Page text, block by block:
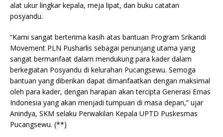
alat ukur lingkar kepala, meja lipat, dan buku catatan
posyandu.
“Kami sangat berterima kasih atas bantuan Program Srikandi
Movement PLN Pusharlis sebagai penunjang utama yang
sangat bermanfaat dalam mendukung para kader dalam
berkegiatan Posyandu di kelurahan Pucangsewu. Semoga
bantuan yang diberikan dapat dimanfaatkan dengan maksimal
oleh para kader, dengan harapan akan tercipta Generasi Emas
Indonesia yang akan menjadi tumpuan di masa depan,” ujar
Anindya, SKM selaku Perwakilan Kepala UPTD Puskesmas
Pucangsewu. (**)